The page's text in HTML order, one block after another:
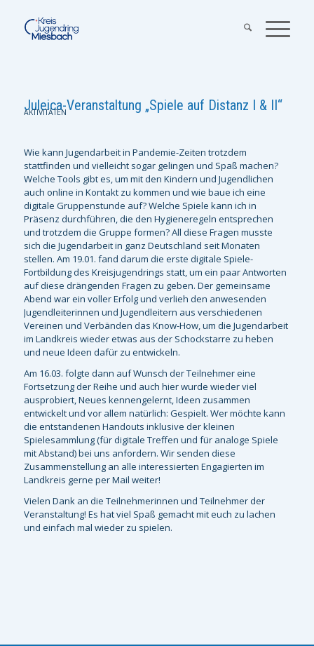
Juleica-Veranstaltung „Spiele auf Distanz I & II“
AKTIVITÄTEN
Wie kann Jugendarbeit in Pandemie-Zeiten trotzdem
stattfinden und vielleicht sogar gelingen und Spaß machen?
Welche Tools gibt es, um mit den Kindern und Jugendlichen
auch online in Kontakt zu kommen und wie baue ich eine
digitale Gruppenstunde auf? Welche Spiele kann ich in
Präsenz durchführen, die den Hygieneregeln entsprechen
und trotzdem die Gruppe formen? All diese Fragen musste
sich die Jugendarbeit in ganz Deutschland seit Monaten
stellen. Am 19.01. fand darum die erste digitale Spiele-
Fortbildung des Kreisjugendrings statt, um ein paar Antworten
auf diese drängenden Fragen zu geben. Der gemeinsame
Abend war ein voller Erfolg und verlieh den anwesenden
Jugendleiterinnen und Jugendleitern aus verschiedenen
Vereinen und Verbänden das Know-How, um die Jugendarbeit
im Landkreis wieder etwas aus der Schockstarre zu heben
und neue Ideen dafür zu entwickeln.
Am 16.03. folgte dann auf Wunsch der Teilnehmer eine
Fortsetzung der Reihe und auch hier wurde wieder viel
ausprobiert, Neues kennengelernt, Ideen zusammen
entwickelt und vor allem natürlich: Gespielt. Wer möchte kann
die entstandenen Handouts inklusive der kleinen
Spielesammlung (für digitale Treffen und für analoge Spiele
mit Abstand) bei uns anfordern. Wir senden diese
Zusammenstellung an alle interessierten Engagierten im
Landkreis gerne per Mail weiter!
Vielen Dank an die Teilnehmerinnen und Teilnehmer der
Veranstaltung! Es hat viel Spaß gemacht mit euch zu lachen
und einfach mal wieder zu spielen.